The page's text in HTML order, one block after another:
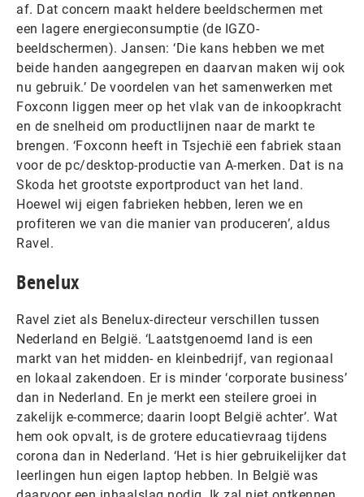
af. Dat concern maakt heldere beeldschermen met
een lagere energieconsumptie (de IGZO-
beeldschermen). Jansen: ‘Die kans hebben we met
beide handen aangegrepen en daarvan maken wij ook
nu gebruik.’ De voordelen van het samenwerken met
Foxconn liggen meer op het vlak van de inkoopkracht
en de snelheid om productlijnen naar de markt te
brengen. ‘Foxconn heeft in Tsjechië een fabriek staan
voor de pc/desktop-productie van A-merken. Dat is na
Skoda het grootste exportproduct van het land.
Hoewel wij eigen fabrieken hebben, leren we en
profiteren we van die manier van produceren’, aldus
Ravel.
Benelux
Ravel ziet als Benelux-directeur verschillen tussen
Nederland en België. ‘Laatstgenoemd land is een
markt van het midden- en kleinbedrijf, van regionaal
en lokaal zakendoen. Er is minder ‘corporate business’
dan in Nederland. En je merkt een steilere groei in
zakelijk e-commerce; daarin loopt België achter’. Wat
hem ook opvalt, is de grotere educatievraag tijdens
corona dan in Nederland. ‘Het is hier gebruikelijker dat
leerlingen hun eigen laptop hebben. In België was